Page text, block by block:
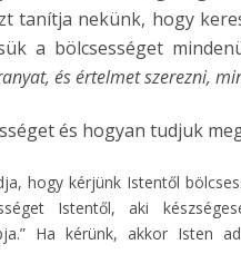
tanítja nekünk, hogy
a bölcsességet
és értelmet szerezni,
és hogyan tudjuk
hogy kérjünk Istentől
Istentől, aki
Ha kérünk, akkor Isten